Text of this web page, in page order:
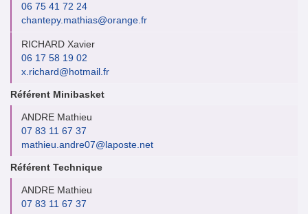
06 75 41 72 24
chantepy.mathias@orange.fr
RICHARD Xavier
06 17 58 19 02
x.richard@hotmail.fr
Référent Minibasket
ANDRE Mathieu
07 83 11 67 37
mathieu.andre07@laposte.net
Référent Technique
ANDRE Mathieu
07 83 11 67 37